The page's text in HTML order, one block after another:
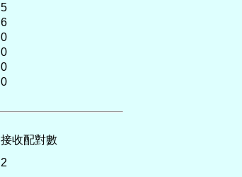
5
6
0
0
0
0
接收配對數
2